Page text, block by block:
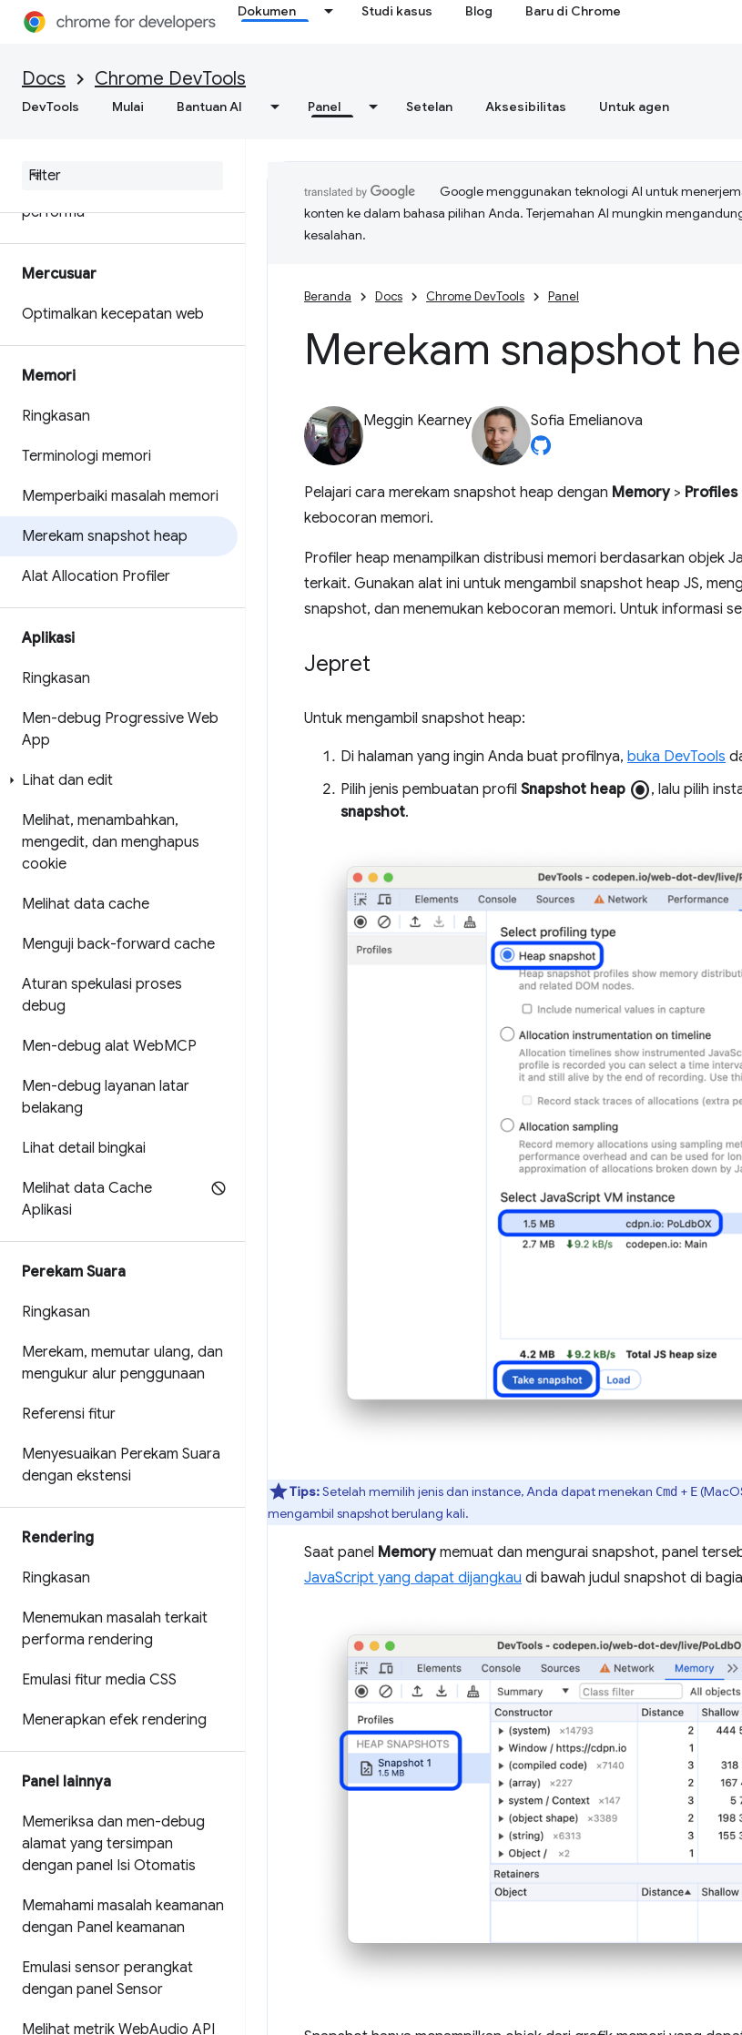
Dokumen Studi kasus Blog Baru di Chrome
Docs Chrome DevTools
DevTools Mulai Bantuan AI Panel Setelan Aksesibilitas Untuk agen
dengan Extensibility API
Dapatkan hasil analisis yang
performa
Mercusuar
Optimalkan kecepatan web
Memori
Ringkasan
Terminologi memori
Memperbaiki masalah memori
Merekam snapshot heap
Alat Allocation Profiler
Aplikasi
Ringkasan
Men-debug Progressive Web
App
Lihat dan edit
Melihat, menambahkan,
mengedit, dan menghapus
cookie
Melihat data cache
Menguji back-forward cache
Aturan spekulasi proses
debug
Men-debug alat WebMCP
Men-debug layanan latar
belakang
Lihat detail bingkai
Melihat data Cache
Aplikasi
Perekam Suara
Ringkasan
Merekam, memutar ulang, dan
mengukur alur penggunaan
Referensi fitur
Menyesuaikan Perekam Suara
dengan ekstensi
Rendering
Ringkasan
Menemukan masalah terkait
performa rendering
Emulasi fitur media CSS
Menerapkan efek rendering
Panel lainnya
Memeriksa dan men-debug
alamat yang tersimpan
dengan panel Isi Otomatis
Memahami masalah keamanan
dengan Panel keamanan
Emulasi sensor perangkat
dengan panel Sensor
Melihat metrik WebAudio API
Google menggunakan teknologi AI untuk
konten ke dalam bahasa pilihan Anda. Terjemahan AI mungkin
kesalahan.
Beranda Docs Chrome DevTools Panel
Merekam snapshot
Meggin Kearney Sofia Emelianova
Pelajari cara merekam snapshot heap dengan Memory> Profiles
kebocoran memori.
Profiler heap menampilkan distribusi memori berdasarkan objek
terkait. Gunakan alat ini untuk mengambil snapshot heap JS,
snapshot, dan menemukan kebocoran memori. Untuk informasi
Jepret
Untuk mengambil snapshot heap:
Di halaman yang ingin Anda buat profilnya, buka DevTools
Pilih jenis pembuatan profil Snapshot heap radio_button_checked, lalu pilih
snapshot.
Tips:Setelah memilih jenis dan instance, Anda dapat menekan Cmd + E
mengambil snapshot berulang kali.
Saat panel Memorymemuat dan mengurai snapshot, panel
JavaScript yang dapat dijangkau di bawah judul snapshot di